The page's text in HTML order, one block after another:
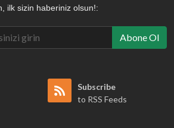
ilk sizin haberiniz olsun!:
Abone Ol
Subscribe
to RSS Feeds